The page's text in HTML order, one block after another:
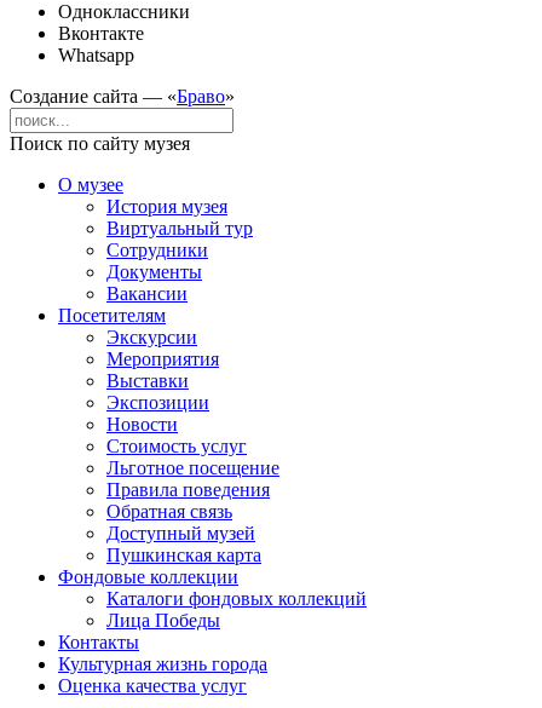
Одноклассники
Вконтакте
Whatsapp
Создание сайта — «Браво»
Поиск по сайту музея
О музее
История музея
Виртуальный тур
Сотрудники
Документы
Вакансии
Посетителям
Экскурсии
Мероприятия
Выставки
Экспозиции
Новости
Стоимость услуг
Льготное посещение
Правила поведения
Обратная связь
Доступный музей
Пушкинская карта
Фондовые коллекции
Каталоги фондовых коллекций
Лица Победы
Контакты
Культурная жизнь города
Оценка качества услуг